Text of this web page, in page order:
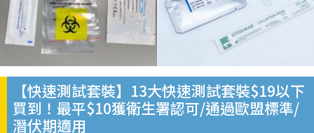
【快速測試套裝】13大快速測試套裝$19以下
買到！最平$10獲衛生署認可/通過歐盟標準/
潛伏期適用